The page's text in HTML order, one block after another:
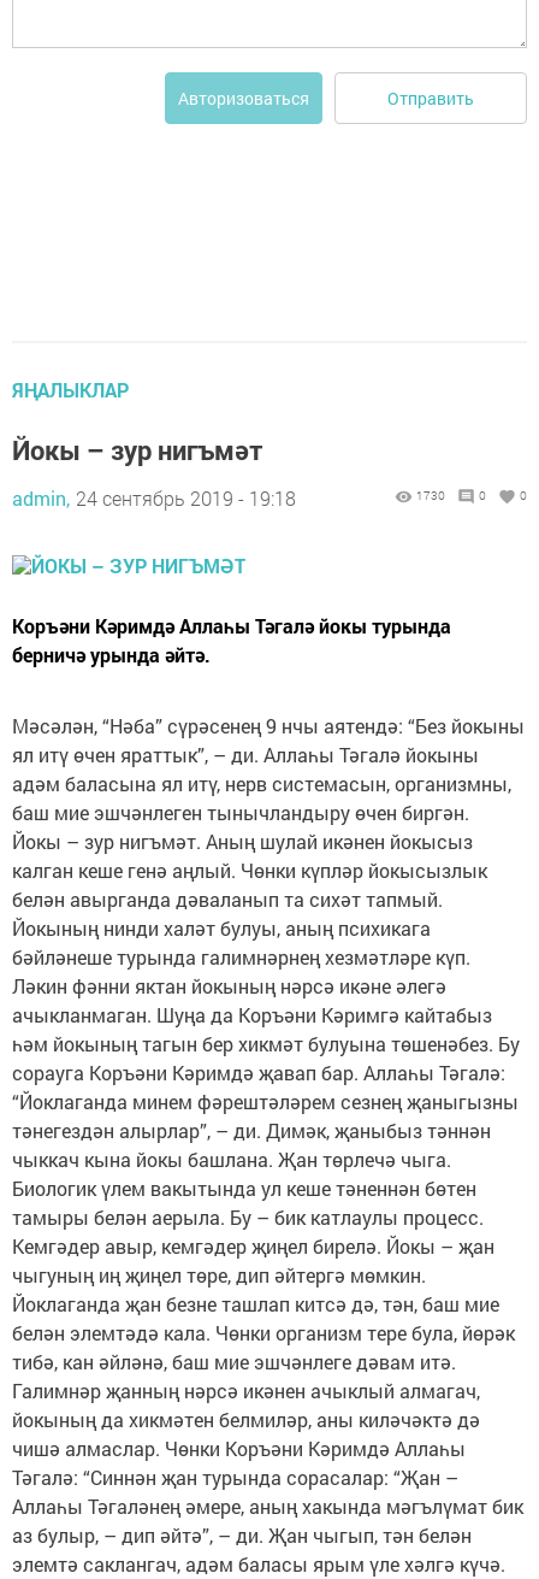
Авторизоваться Отправить
ЯҢАЛЫКЛАР
Йокы – зур нигъмәт
admin, 24 сентябрь 2019 - 19:18 1730 0 0
Коръәни Кәримдә Аллаһы Тәгалә йокы турында
берничә урында әйтә.
Мәсәлән, “Нәба” сүрәсенең 9 нчы аятендә: “Без йокыны
ял итү өчен яраттык”, – ди. Аллаһы Тәгалә йокыны
адәм баласына ял итү, нерв системасын, организмны,
баш мие эшчәнлеген тынычландыру өчен биргән.
Йокы – зур нигъмәт. Аның шулай икәнен йокысыз
калган кеше генә аңлый. Чөнки күпләр йокысызлык
белән авырганда дәваланып та сихәт тапмый.
Йокының нинди халәт булуы, аның психикага
бәйләнеше турында галимнәрнең хезмәтләре күп.
Ләкин фәнни яктан йокының нәрсә икәне әлегә
ачыкланмаган. Шуңа да Коръәни Кәримгә кайтабыз
һәм йокының тагын бер хикмәт булуына төшенәбез. Бу
сорауга Коръәни Кәримдә җавап бар. Аллаһы Тәгалә:
“Йоклаганда минем фәрештәләрем сезнең җаныгызны
тәнегездән алырлар”, – ди. Димәк, җаныбыз тәннән
чыккач кына йокы башлана. Җан төрлечә чыга.
Биологик үлем вакытында ул кеше тәненнән бөтен
тамыры белән аерыла. Бу – бик катлаулы процесс.
Кемгәдер авыр, кемгәдер җиңел бирелә. Йокы – җан
чыгуның иң җиңел төре, дип әйтергә мөмкин.
Йоклаганда җан безне ташлап китсә дә, тән, баш мие
белән элемтәдә кала. Чөнки организм тере була, йөрәк
тибә, кан әйләнә, баш мие эшчәнлеге дәвам итә.
Галимнәр җанның нәрсә икәнен ачыклый алмагач,
йокының да хикмәтен белмиләр, аны киләчәктә дә
чишә алмаслар. Чөнки Коръәни Кәримдә Аллаһы
Тәгалә: “Синнән җан турында сорасалар: “Җан –
Аллаһы Тәгаләнең әмере, аның хакында мәгълүмат бик
аз булыр, – дип әйтә”, – ди. Җан чыгып, тән белән
элемтә саклангач, адәм баласы ярым үле хәлгә күчә.